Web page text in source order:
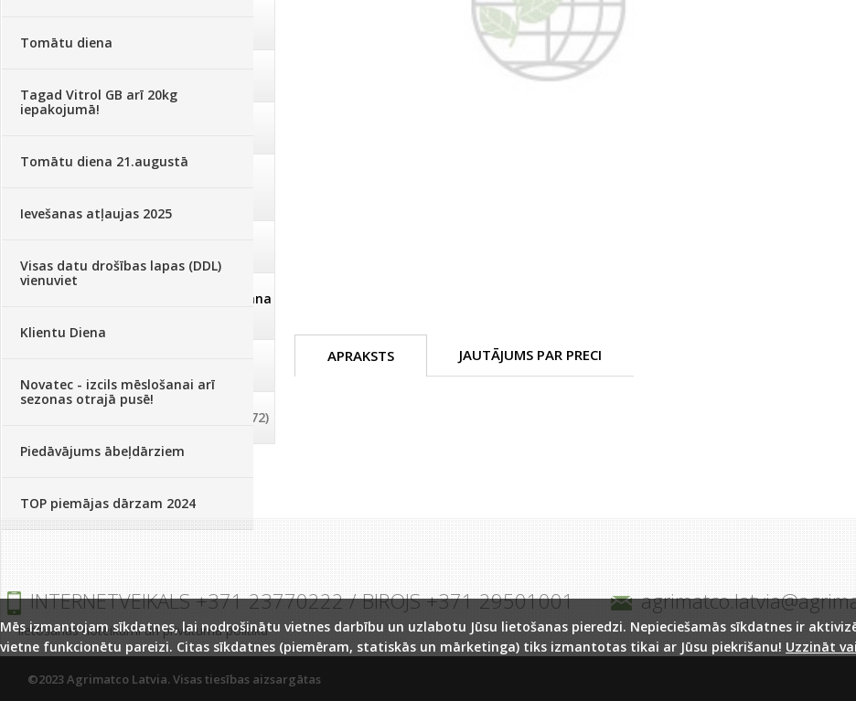
Tomātu diena
Tagad Vitrol GB arī 20kg
iepakojumā!
Tomātu diena 21.augustā
Ievešanas atļaujas 2025
Visas datu drošības lapas (DDL)
vienuviet
Klientu Diena
Novatec - izcils mēslošanai arī
sezonas otrajā pusē!
Piedāvājums ābeļdārziem
TOP piemājas dārzam 2024
Dezinfekcija, tīrīšana, mazgāšana
(72)
APRAKSTS JAUTĀJUMS PAR PRECI
INTERNETVEIKALS +371 23770222 / BIROJS +371 29501001
lietošanas noteikumi un privātuma politika
©2023 Agrimatco Latvia. Visas tiesības aizsargātas
Mēs izmantojam sīkdatnes, lai nodrošinātu vietnes darbību un uzlabotu Jūsu lietošanas pieredzi. Nepieciešamās sīkdatnes ir
vietne funkcionētu pareizi. Citas sīkdatnes (piemēram, statiskās un mārketinga) tiks izmantotas tikai ar Jūsu piekrišanu! Uzzināt